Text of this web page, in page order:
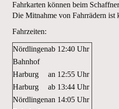
Fahrkarten können beim
Die Mitnahme von Fahrrädern ist
Fahrzeiten:
Nördlingen
Bahnhof
ab 12:40 Uhr
Harburg an 12:55 Uhr
Harburg
ab 13:44 Uhr
Nördlingenan 14:05 Uhr